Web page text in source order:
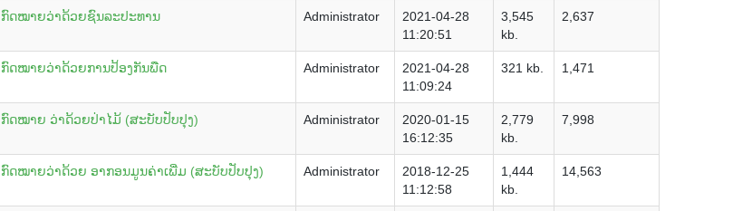
ກົດໝາຍວ່າດ້ວຍຊົນລະປະທານ Administrator
2021-04-28
11:20:51
3,545
kb.
2,637
ກົດໝາຍວ່າດ້ວຍການປ້ອງກັນພືດ Administrator
2021-04-28
11:09:24
321 kb. 1,471
ກົດໝາຍ ວ່າດ້ວຍປ່າໄມ້ (ສະບັບປັບປຸງ) Administrator
2020-01-15
16:12:35
2,779
kb.
7,998
ກົດໝາຍວ່າດ້ວຍ ອາກອນມູນຄ່າເພີ່ມ (ສະບັບປັບປຸງ) Administrator
2018-12-25
11:12:58
1,444
kb.
14,563